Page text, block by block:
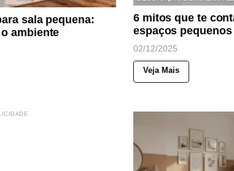
sala pequena:
ambiente
6 mitos que te
espaços pequenos
02/12/2025
Veja Mais